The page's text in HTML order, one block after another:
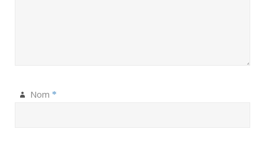
Nom *